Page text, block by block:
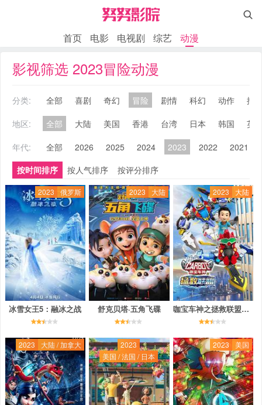

首页 电影 电视剧 综艺 动漫
影视筛选 2023冒险动漫
分类: 全部 喜剧 奇幻 冒险 剧情 科幻 动作
搞
地区:
全部 大陆 美国 香港 台湾 日本 韩国
英
年代:
全部 2026 2025 2024 2023 2022 2021
按时间排序
按人气排序 按评分排序
2023 俄罗斯
冰雪女王5：融冰之战
2023 大陆
舒克贝塔·五角飞碟
2023 大陆
咖宝车神之拯救联盟（下）
2023 大陆 / 加拿大
2023
美国 / 法国 / 日本
2023 美国